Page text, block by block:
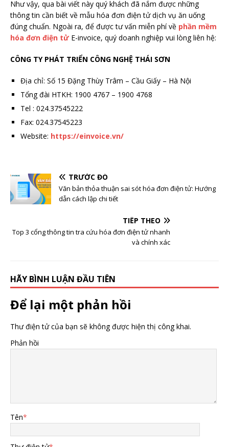
Như vậy, qua bài viết này quý khách đã nắm được những
thông tin cần biết về mẫu hóa đơn điện tử dịch vụ ăn uống
đúng chuẩn. Ngoài ra, để được tư vấn miễn phí về phần mềm
hóa đơn điện tửE-invoice, quý doanh nghiệp vui lòng liên hệ:
CÔNG TY PHÁT TRIỂN CÔNG NGHỆ THÁI SƠN
Địa chỉ: Số 15 Đặng Thùy Trâm – Cầu Giấy – Hà Nội
Tổng đài HTKH: 1900 4767 – 1900 4768
Tel : 024.37545222
Fax: 024.37545223
Website: https://einvoice.vn/
TRƯỚC ĐÓ
Văn bản thỏa thuận sai sót hóa đơn điện tử: Hướng
dẫn cách lập chi tiết
TIẾP THEO
Top 3 cổng thông tin tra cứu hóa đơn điện tử nhanh
và chính xác
HÃY BÌNH LUẬN ĐẦU TIÊN
Để lại một phản hồi
Thư điện tử của bạn sẽ không được hiện thị công khai.
Phản hồi
Tên*